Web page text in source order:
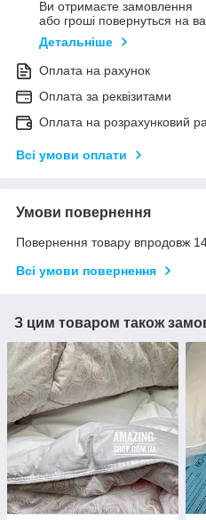
Ви отримаєте замовлення
або гроші повернуться на
Детальніше
Оплата на рахунок
Оплата за реквізитами
Оплата на розрахунковий
Всі умови оплати
Умови повернення
Повернення товару впродовж
Всі умови повернення
З цим товаром також